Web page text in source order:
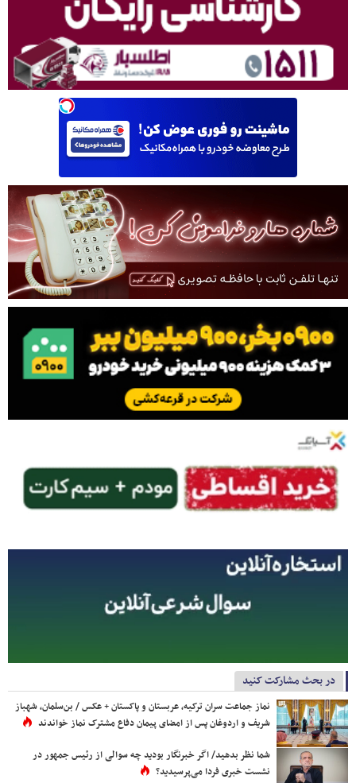
در بحث مشارکت کنید
نماز جماعت سران ترکیه، عربستان و پاکستان + عکس / بن‌سلمان، شهباز
شریف و اردوغان پس از امضای پیمان دفاع مشترک نماز خواندند
شما نظر بدهید/ اگر خبرنگار بودید چه سوالی از رئیس جمهور در
نشست خبری فردا می‌پرسیدید؟